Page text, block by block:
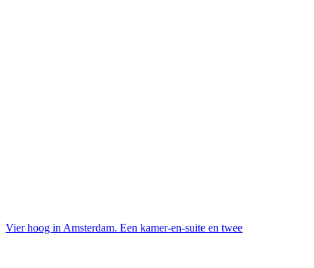
Vier hoog in Amsterdam. Een kamer-en-suite en twee